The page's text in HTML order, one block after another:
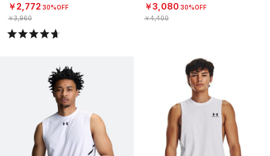
￥2,772 30%OFF
￥3,960
￥3,080 30%OFF
￥4,400